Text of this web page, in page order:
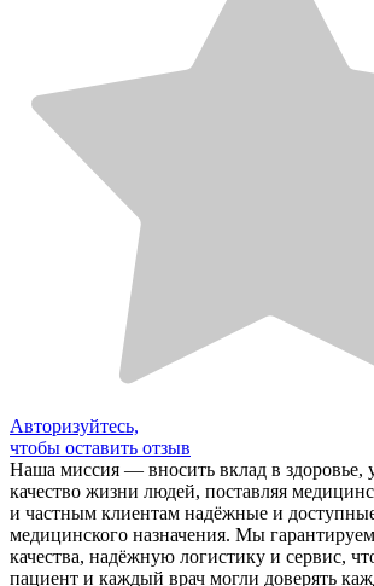
Авторизуйтесь,
чтобы оставить отзыв
Наша миссия — вносить вклад в здоровье,
качество жизни людей, поставляя
и частным клиентам надёжные и
медицинского назначения. Мы
качества, надёжную логистику и сервис,
пациент и каждый врач могли доверять